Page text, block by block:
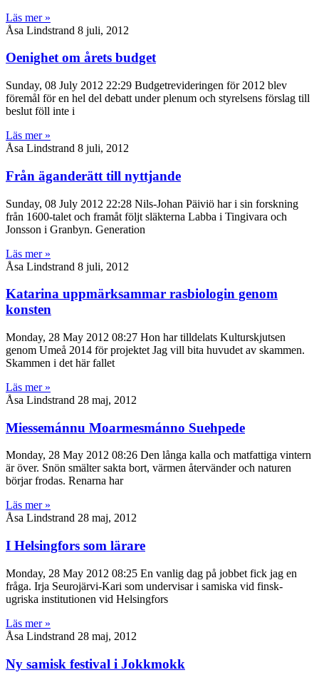
Läs mer »
Åsa Lindstrand 8 juli, 2012
Oenighet om årets budget
Sunday, 08 July 2012 22:29 Budgetrevideringen för 2012 blev
föremål för en hel del debatt under plenum och styrelsens förslag till
beslut föll inte i
Läs mer »
Åsa Lindstrand 8 juli, 2012
Från äganderätt till nyttjande
Sunday, 08 July 2012 22:28 Nils-Johan Päiviö har i sin forskning
från 1600-talet och framåt följt släkterna Labba i Tingivara och
Jonsson i Granbyn. Generation
Läs mer »
Åsa Lindstrand 8 juli, 2012
Katarina uppmärksammar rasbiologin genom
konsten
Monday, 28 May 2012 08:27 Hon har tilldelats Kulturskjutsen
genom Umeå 2014 för projektet Jag vill bita huvudet av skammen.
Skammen i det här fallet
Läs mer »
Åsa Lindstrand 28 maj, 2012
Miessemánnu Moarmesmánno Suehpede
Monday, 28 May 2012 08:26 Den långa kalla och matfattiga vintern
är över. Snön smälter sakta bort, värmen återvänder och naturen
börjar frodas. Renarna har
Läs mer »
Åsa Lindstrand 28 maj, 2012
I Helsingfors som lärare
Monday, 28 May 2012 08:25 En vanlig dag på jobbet fick jag en
fråga. Irja Seurojärvi-Kari som undervisar i samiska vid finsk-
ugriska institutionen vid Helsingfors
Läs mer »
Åsa Lindstrand 28 maj, 2012
Ny samisk festival i Jokkmokk